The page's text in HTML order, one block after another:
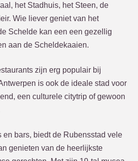
het Stadhuis, het Steen, de
Wie liever geniet van het
Schelde kan een een gezellig
aan de Scheldekaaien.
zijn erg populair bij
is ook de ideale stad voor
een culturele citytrip of gewoon
en bars, biedt de Rubensstad vele
genieten van de heerlijkste